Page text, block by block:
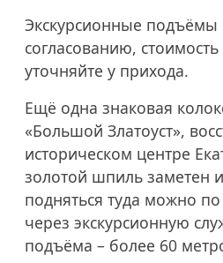
Экскурсионные
согласованию,
уточняйте у прихода.
Ещё одна знаковая
«Большой Златоуст»,
историческом центре
золотой шпиль заметен
подняться туда можно
через экскурсионную
подъёма – более 60